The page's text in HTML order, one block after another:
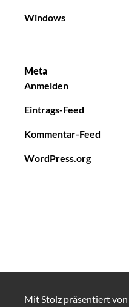
Windows
Meta
Anmelden
Eintrags-Feed
Kommentar-Feed
WordPress.org
Mit Stolz präsentiert von